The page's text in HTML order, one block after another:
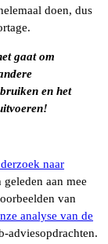
doen, dus
gaat om
en het
naar
aan mee
van
analyse van de
adviesopdrachten.